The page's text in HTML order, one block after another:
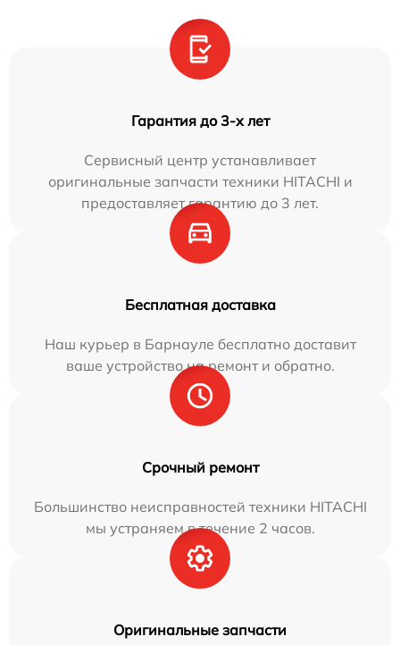
Гарантия до 3-х лет
Сервисный центр устанавливает
оригинальные запчасти техники HITACHI и
предоставляет гарантию до 3 лет.
Бесплатная доставка
Наш курьер в Барнауле бесплатно доставит
ваше устройство на ремонт и обратно.
Срочный ремонт
Большинство неисправностей техники HITACHI
мы устраняем в течение 2 часов.
Оригинальные запчасти